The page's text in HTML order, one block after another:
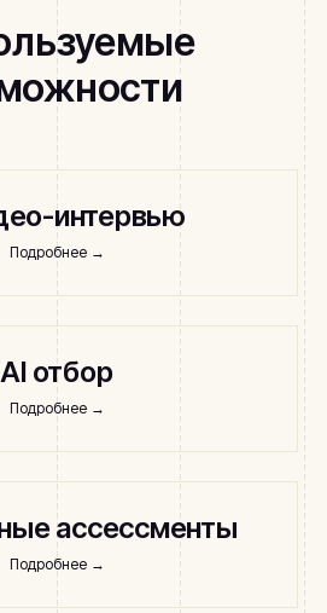
интервью
Подробнее→
AI отбор
Подробнее→
ассессменты
Подробнее→